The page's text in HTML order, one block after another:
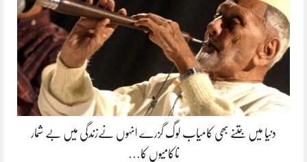
دنیا میں جتنے بھی کامیاب لوگ گزرے انہوں نےزندگی میں بے شمار
ناکامیوں کا…